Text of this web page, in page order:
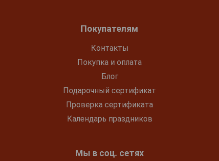
Покупателям
Контакты
Покупка и оплата
Блог
Подарочный сертификат
Проверка сертификата
Календарь праздников
Мы в соц. сетях